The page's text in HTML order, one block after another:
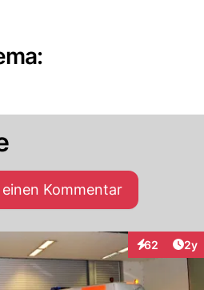
Kommentar
62
Interaktionen
2y